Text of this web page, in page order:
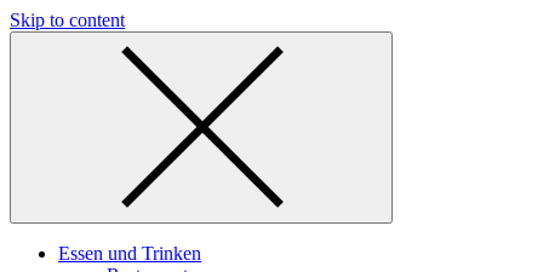
Skip to content
Essen und Trinken